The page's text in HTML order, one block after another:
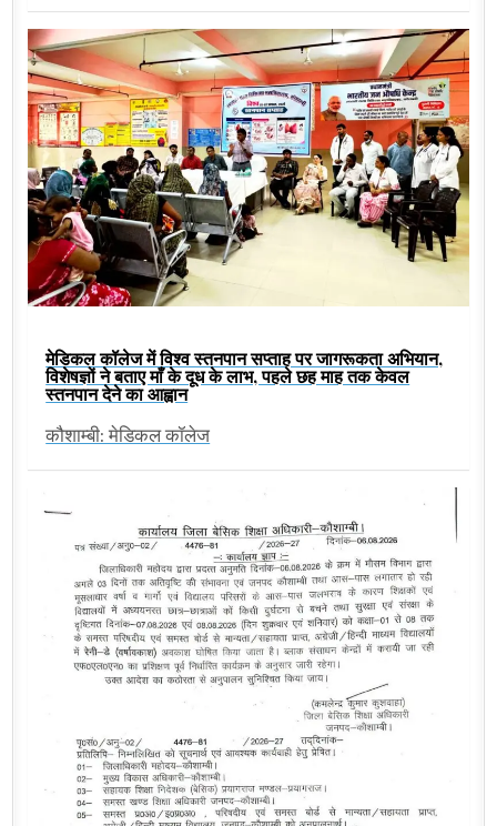
मेडिकल कॉलेज में विश्व स्तनपान सप्ताह पर जागरूकता अभियान,
विशेषज्ञों ने बताए माँ के दूध के लाभ, पहले छह माह तक केवल
स्तनपान देने का आह्वान
कौशाम्बी: मेडिकल कॉलेज